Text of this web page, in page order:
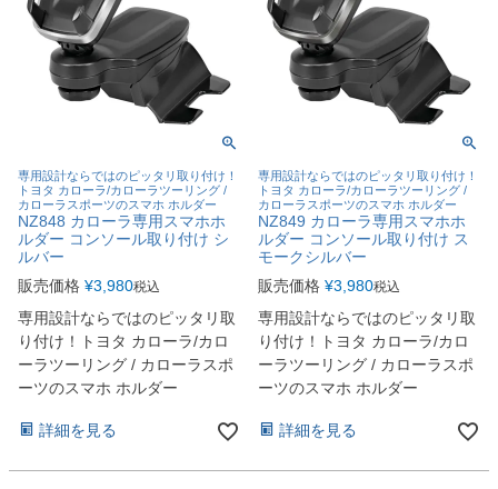
専用設計ならではのピッタリ取り付け！
トヨタ カローラ/カローラツーリング /
カローラスポーツのスマホ ホルダー
NZ848 カローラ専用スマホホ
ルダー コンソール取り付け シ
ルバー
販売価格 ¥3,980税込
専用設計ならではのピッタリ取
り付け！トヨタ カローラ/カロ
ーラツーリング / カローラスポ
ーツのスマホ ホルダー
詳細を見る
専用設計ならではのピッタリ取り付け！
トヨタ カローラ/カローラツーリング /
カローラスポーツのスマホ ホルダー
NZ849 カローラ専用スマホホ
ルダー コンソール取り付け ス
モークシルバー
販売価格 ¥3,980税込
専用設計ならではのピッタリ取
り付け！トヨタ カローラ/カロ
ーラツーリング / カローラスポ
ーツのスマホ ホルダー
詳細を見る